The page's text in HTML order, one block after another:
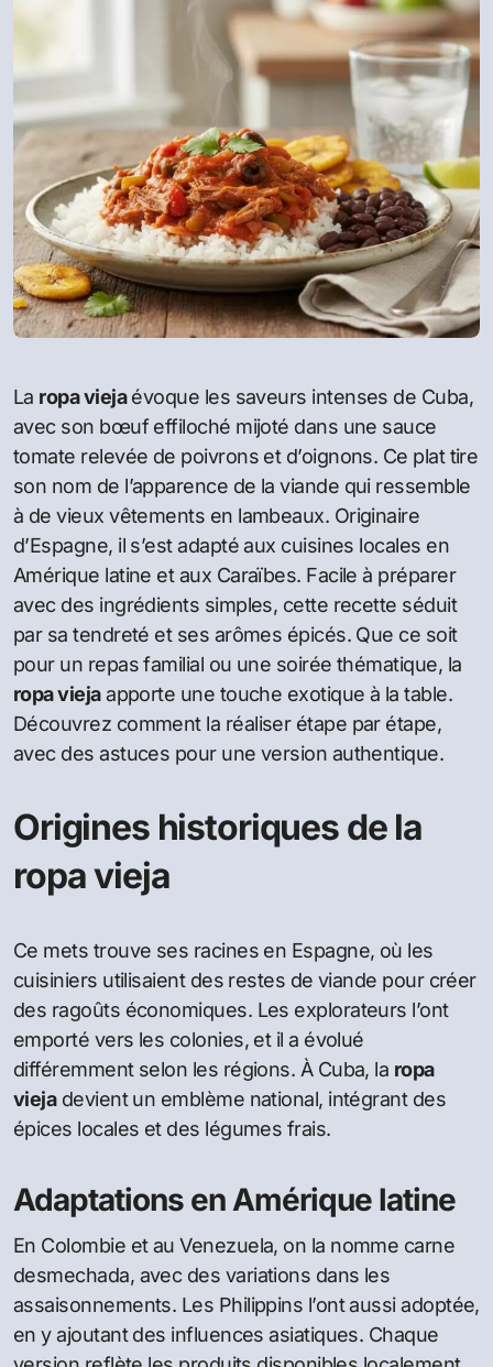
La ropa viejaévoque les saveurs intenses de Cuba,
avec son bœuf effiloché mijoté dans une sauce
tomate relevée de poivrons et d’oignons. Ce plat tire
son nom de l’apparence de la viande qui ressemble
à de vieux vêtements en lambeaux. Originaire
d’Espagne, il s’est adapté aux cuisines locales en
Amérique latine et aux Caraïbes. Facile à préparer
avec des ingrédients simples, cette recette séduit
par sa tendreté et ses arômes épicés. Que ce soit
pour un repas familial ou une soirée thématique, la
ropa viejaapporte une touche exotique à la table.
Découvrez comment la réaliser étape par étape,
avec des astuces pour une version authentique.
Origines historiques de la
ropa vieja
Ce mets trouve ses racines en Espagne, où les
cuisiniers utilisaient des restes de viande pour créer
des ragoûts économiques. Les explorateurs l’ont
emporté vers les colonies, et il a évolué
différemment selon les régions. À Cuba, la ropa
viejadevient un emblème national, intégrant des
épices locales et des légumes frais.
Adaptations en Amérique latine
En Colombie et au Venezuela, on la nomme carne
desmechada, avec des variations dans les
assaisonnements. Les Philippins l’ont aussi adoptée,
en y ajoutant des influences asiatiques. Chaque